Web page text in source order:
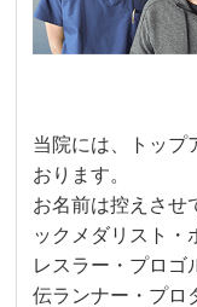
当院には、トップ
おります。
お名前は控えさせ
ックメダリスト・
レスラー・プロゴ
伝ランナー・プロ